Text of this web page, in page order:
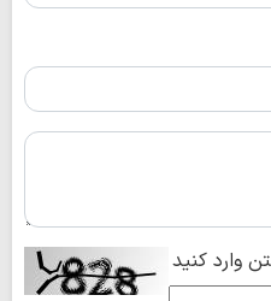
وارد کنید